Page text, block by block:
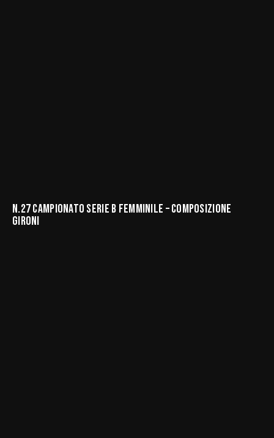
N.27 CAMPIONATO SERIE B FEMMINILE – COMPOSIZIONE
GIRONI